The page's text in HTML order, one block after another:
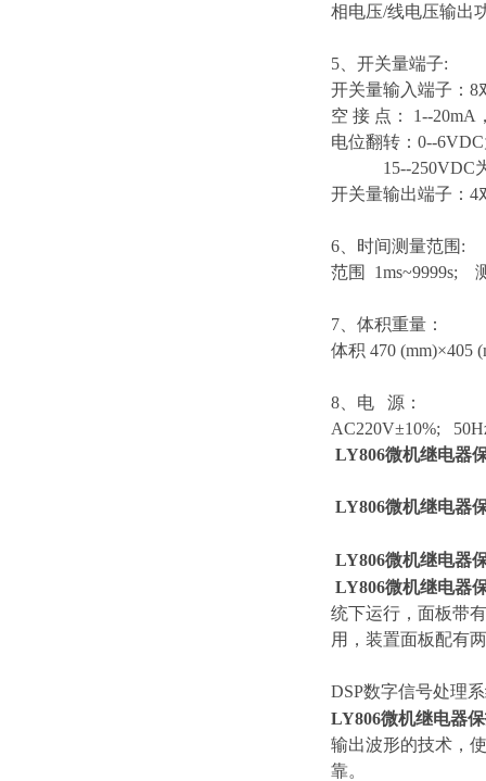
相电压/线电压输出
5、开关量端子:
开关量输入端子：8
空 接 点： 1--20mA
电位翻转：0--
15--250VDC为
开关量输出端子：4
6、时间测量范围:
范围 1ms~9999s;
7、体积重量：
体积 470 (mm)×405
8、电 源：
AC220V±10%;
LY806微机继电器
LY806微机继电器
LY806微机继电器
LY806微机继电器
统下运行，面板带
用，装置面板配有
DSP数字信号处理
LY806微机继电器
输出波形的技术，
靠。